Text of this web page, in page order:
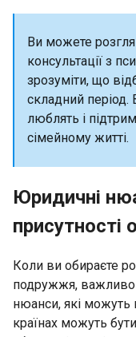
Ви можете
консультації з
зрозуміти, що
складний період.
люблять і
сімейному житті.
Юридичні
Коли ви обираєте
подружжя, важливо
нюанси, які можуть
країнах можуть